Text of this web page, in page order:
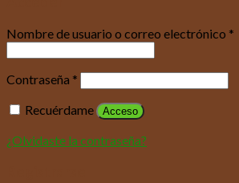
Nombre de usuario o correo electrónico *
Contraseña *
Recuérdame
Acceso
¿Olvidaste la contraseña?